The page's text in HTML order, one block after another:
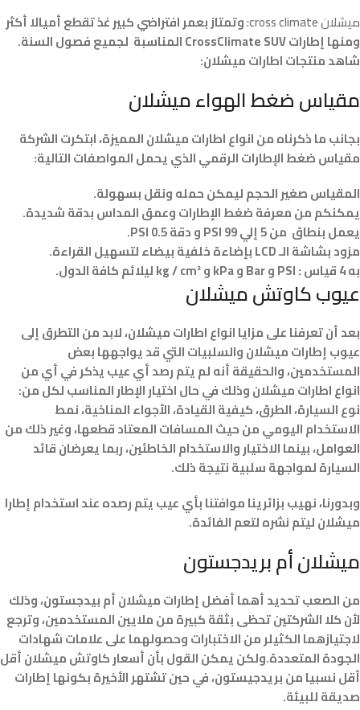
ميشلان cross climate:
وتمتاز بعمر افتراضي كبير غذ تقطع أميالا أكثر
ومنها إطارات CrossClimate SUV المناسبة لجميع فصول السنة.
شاهد منتجات اطارات ميشلان:
مقياس ضغط الهواء ميشلان
بجانب ما ذكرناه من انواع اطارات ميشلان المميزة، ابتكرت الشركة
مقياس ضغط الإطارات الرقمي الذي يحمل المواصفات التالية:
المقياس صغير الحجم ليمكن حمله ونقل بسهولة.
يمكنكم من معرفة ضغط الإطارات وعمق المداس بدقة شديدة.
يعمل بنطاق من 5 إلي 99 PSI و دقة 0.5 PSI.
مزود بشاشة الـ LCD بإضاءة خلفية بيضاء لتسهيل القراءة.
به 4 قياس : PSI و Bar و kPa و kg / cm² ليلائم كافة الدول.
عيوب كاوتش ميشلان
بعد أن تعرفنا على مزايا انواع اطارات ميشلان، لابد من التطرق إلى
عيوب إطارات ميشلان والسلبيات التي قد يواجهها بعض
المستخدمين، والحقيقة أنه لم يتم رصد أي عيب يذكر في أي من
انواع اطارات ميشلان وذلك في حال اختيار الإطار المناسب لكل من:
نوع السيارة، الطرق، كيفية القيادة، الأجواء المناخية، نمط
الاستخدام اليومي من حيث المسافات المعتاد قطعها، وغير ذلك من
العوامل، بينما الاختيار والاستخدام الخاطئين، ربما يعرضان قائد
السيارة لمواجهة سلبية نتيجة ذلك.
وبدورنا، نهيب بزائرينا موافتنا بأي عيب يتم رصده عند استخدام إطارا
ميشلان ليتم نشره لتعم الفائدة.
ميشلان أم بريدجستون
من الصعب تحديد أهما أفضل إطارات ميشلان أم بيدجستون، وذلك
لأن كلا الشركتين تحظى بثقة كبيرة من ملايين المستخدمين، وترجع
لاجتيازهما الكثيلر من الاختبارات وحصولهما على علامات شهادات
الجودة المتعددة.ولكن يمكن القول بأن أسعار كاوتش ميشلان أقل
أقل نسبيا من بريدجيستون، في حين تشتهر الأخيرة بكونها إطارات
صديقة للبيئة.